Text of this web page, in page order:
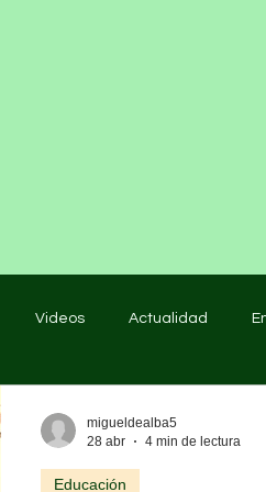
Videos Actualidad
Educación
migueldealba5
28 abr
4 min de lectura